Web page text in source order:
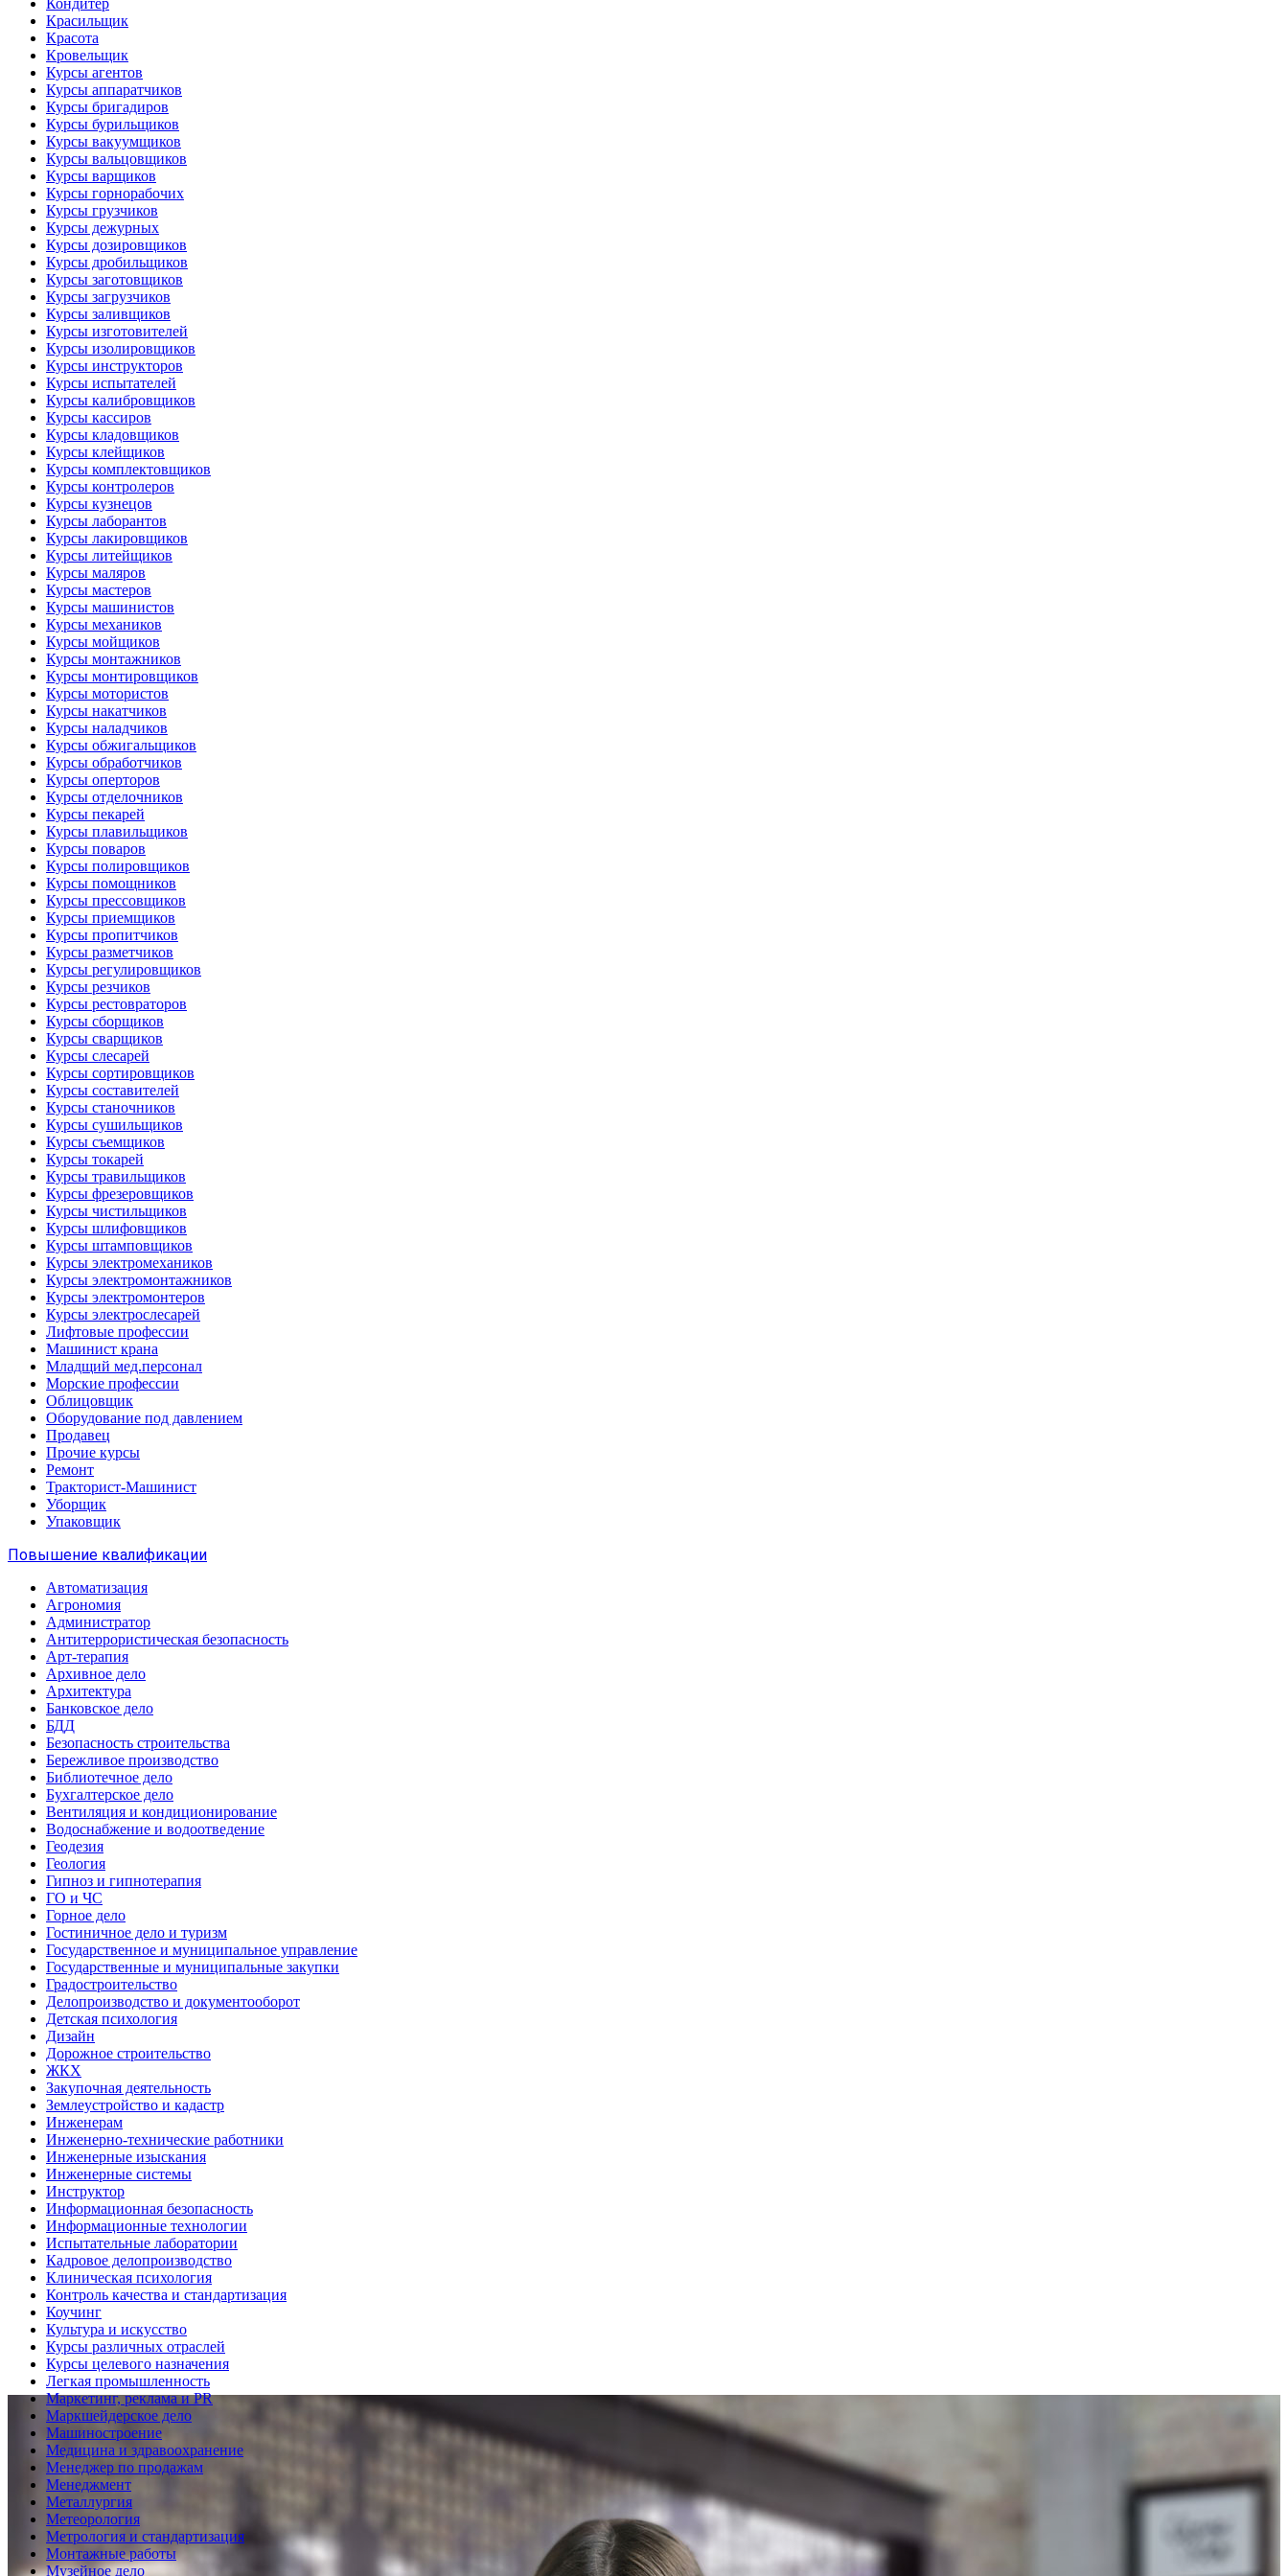
Кондитер
Красильщик
Красота
Кровельщик
Курсы агентов
Курсы аппаратчиков
Курсы бригадиров
Курсы бурильщиков
Курсы вакуумщиков
Курсы вальцовщиков
Курсы варщиков
Курсы горнорабочих
Курсы грузчиков
Курсы дежурных
Курсы дозировщиков
Курсы дробильщиков
Курсы заготовщиков
Курсы загрузчиков
Курсы заливщиков
Курсы изготовителей
Курсы изолировщиков
Курсы инструкторов
Курсы испытателей
Курсы калибровщиков
Курсы кассиров
Курсы кладовщиков
Курсы клейщиков
Курсы комплектовщиков
Курсы контролеров
Курсы кузнецов
Курсы лаборантов
Курсы лакировщиков
Курсы литейщиков
Курсы маляров
Курсы мастеров
Курсы машинистов
Курсы механиков
Курсы мойщиков
Курсы монтажников
Курсы монтировщиков
Курсы мотористов
Курсы накатчиков
Курсы наладчиков
Курсы обжигальщиков
Курсы обработчиков
Курсы оперторов
Курсы отделочников
Курсы пекарей
Курсы плавильщиков
Курсы поваров
Курсы полировщиков
Курсы помощников
Курсы прессовщиков
Курсы приемщиков
Курсы пропитчиков
Курсы разметчиков
Курсы регулировщиков
Курсы резчиков
Курсы рестовраторов
Курсы сборщиков
Курсы сварщиков
Курсы слесарей
Курсы сортировщиков
Курсы составителей
Курсы станочников
Курсы сушильщиков
Курсы съемщиков
Курсы токарей
Курсы травильщиков
Курсы фрезеровщиков
Курсы чистильщиков
Курсы шлифовщиков
Курсы штамповщиков
Курсы электромехаников
Курсы электромонтажников
Курсы электромонтеров
Курсы электрослесарей
Лифтовые профессии
Машинист крана
Младщий мед.персонал
Морские профессии
Облицовщик
Оборудование под давлением
Продавец
Прочие курсы
Ремонт
Тракторист-Машинист
Уборщик
Упаковщик
Повышение квалификации
Автоматизация
Агрономия
Администратор
Антитеррористическая безопасность
Арт-терапия
Архивное дело
Архитектура
Банковское дело
БДД
Безопасность строительства
Бережливое производство
Библиотечное дело
Бухгалтерское дело
Вентиляция и кондиционирование
Водоснабжение и водоотведение
Геодезия
Геология
Гипноз и гипнотерапия
ГО и ЧС
Горное дело
Гостиничное дело и туризм
Государственное и муниципальное управление
Государственные и муниципальные закупки
Градостроительство
Делопроизводство и документооборот
Детская психология
Дизайн
Дорожное строительство
ЖКХ
Закупочная деятельность
Землеустройство и кадастр
Инженерам
Инженерно-технические работники
Инженерные изыскания
Инженерные системы
Инструктор
Информационная безопасность
Информационные технологии
Испытательные лаборатории
Кадровое делопроизводство
Клиническая психология
Контроль качества и стандартизация
Коучинг
Культура и искусство
Курсы различных отраслей
Курсы целевого назначения
Легкая промышленность
Маркетинг, реклама и PR
Маркшейдерское дело
Машиностроение
Медицина и здравоохранение
Менеджер по продажам
Менеджмент
Металлургия
Метеорология
Метрология и стандартизация
Монтажные работы
Музейное дело